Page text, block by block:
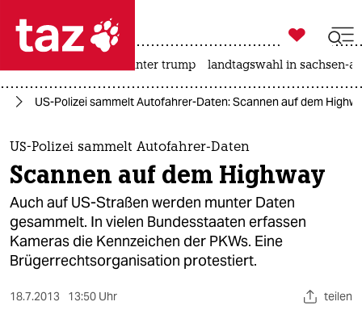
 taz zahl ich
taz zahl ich
themen
politik
öko
gesellschaft
kultur

taz zahl ich
usa unter trump landtagswahl in sachsen-
US-Polizei sammelt Autofahrer-Daten: Scannen auf dem
US-Polizei sammelt Autofahrer-Daten
Scannen auf dem Highway
Auch auf US-Straßen werden munter Daten
gesammelt. In vielen Bundesstaaten erfassen
Kameras die Kennzeichen der PKWs. Eine
Brügerrechtsorganisation protestiert.
18.7.2013 13:50 Uhr teilen